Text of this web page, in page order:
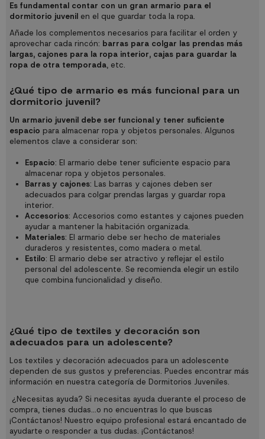
Es fundamental contar con un gran armario para el
dormitorio juvenil en el que guardar toda la ropa.
Añade los complementos necesarios para facilitar el orden y
aprovechar cada rincón: barras para colgar las prendas más
largas, cajones para la ropa interior, cajas para guardar la
ropa de otra temporada, etc.
¿Qué tipo de armario es más funcional para un
dormitorio juvenil?
Un armario juvenil debe ser funcional y tener suficiente
espacio para almacenar ropa y objetos personales. Algunos
elementos clave a considerar son:
Espacio: El armario debe tener suficiente espacio para
almacenar ropa y objetos personales.
Barras y cajones: Las barras y cajones deben ser
adecuados para colgar prendas largas y guardar ropa
interior.
Accesorios: Accesorios como estantes y cajones pueden
ayudar a mantener la habitación organizada.
Materiales: El armario debe ser hecho de materiales
duraderos y resistentes, como madera o metal.
Estilo: El armario debe ser atractivo y reflejar el estilo
personal del adolescente. Se recomienda elegir un estilo
que combina funcionalidad y diseño.
¿Qué tipo de textiles y decoración son
adecuados para un adolescente?
Los textiles y decoración adecuados para un adolescente
dependen de sus gustos y preferencias. Puedes encontrar más
información en nuestra categoría de Dormitorios Juveniles.
¿Necesitas ayuda? Si necesitas ayuda duerante el proceso de
compra, tienes dudas...o no encuentras lo que buscas
¡Contáctanos! Nuestro equipo profesional estará encantado de
ayudarte o responder a tus dudas. ¡Contáctanos!